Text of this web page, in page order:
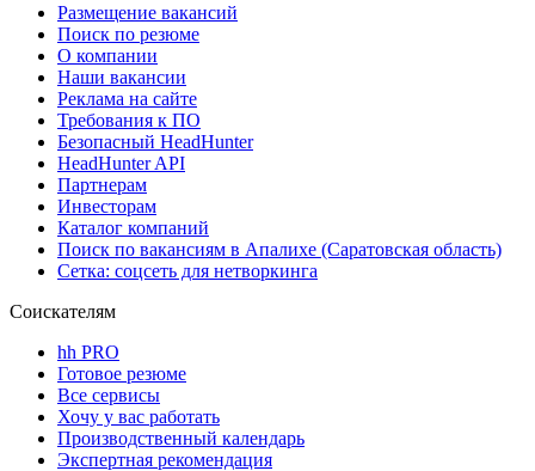
Размещение вакансий
Поиск по резюме
О компании
Наши вакансии
Реклама на сайте
Требования к ПО
Безопасный HeadHunter
HeadHunter API
Партнерам
Инвесторам
Каталог компаний
Поиск по вакансиям в Апалихе (Саратовская область)
Сетка: соцсеть для нетворкинга
Соискателям
hh PRO
Готовое резюме
Все сервисы
Хочу у вас работать
Производственный календарь
Экспертная рекомендация